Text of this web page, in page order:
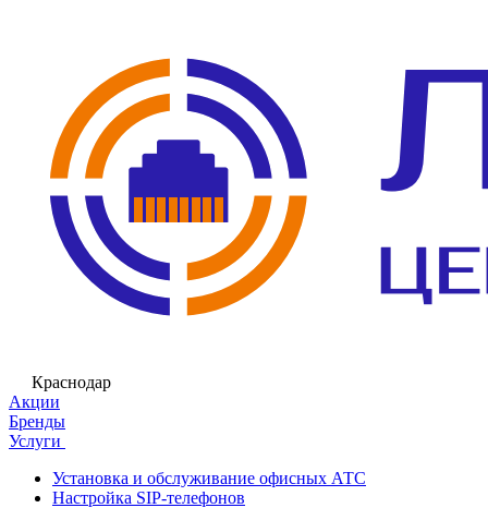
Краснодар
Акции
Бренды
Услуги
Установка и обслуживание офисных АТС
Настройка SIP-телефонов